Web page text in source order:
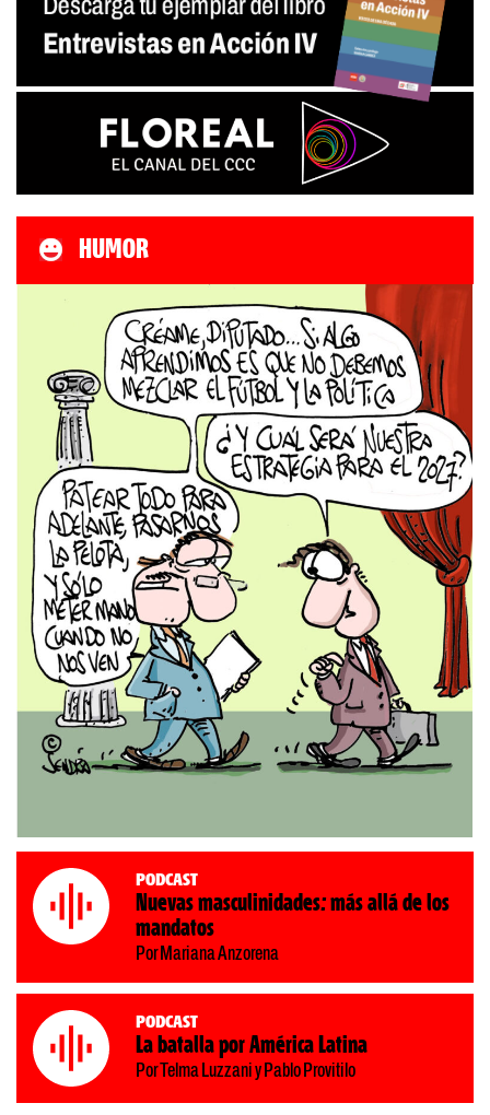
HUMOR
Podcast
Nuevas masculinidades: más allá de los
mandatos
Por Mariana Anzorena
Podcast
La batalla por América Latina
Por Telma Luzzani y Pablo Provitilo